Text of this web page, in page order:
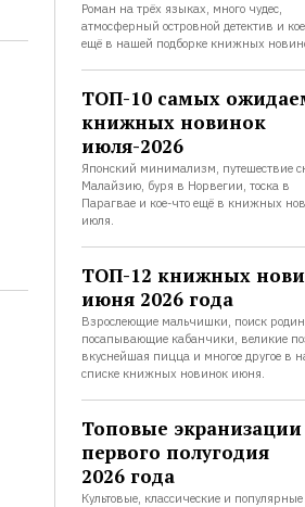
Роман на трёх языках, много чудес,
атмосферный островной детектив и
ещё в нашей подборке книжных
ТОП-10 самых
книжных новинок
июля-2026
Японский минимализм, путешествие
Малайзию, буря в Норвегии, тоска в
Парагвае и кое-что ещё в книжных
июля.
ТОП-12 книжных
июня 2026 года
Взрослеющие мальчишки, поиск
посапывающие кабанчики, великие
вкуснейшая пицца и многое другое в
списке книжных новинок июня.
Топовые экранизации
первого полугодия
2026 года
Культовые, классические и популярные